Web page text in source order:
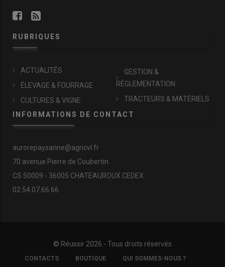
RUBRIQUES
ACTUALITÉS
ÉLEVAGE & FOURRAGE
CULTURES & VIGNE
GESTION &
RÉGLEMENTATION
TRACTEURS & MATÉRIELS
INFORMATIONS DE CONTACT
aurorepaysanne@agricvl.fr
70 avenue Pierre de Coubertin
CS 50009 - 36005 CHATEAUROUX CEDEX
02.54.07.66.66
© Réussir 2026 - Tous droits réservés
FOOTER
COPYRIGHT
CONTACTS BOUTIQUE QUI SOMMES-NOUS ?